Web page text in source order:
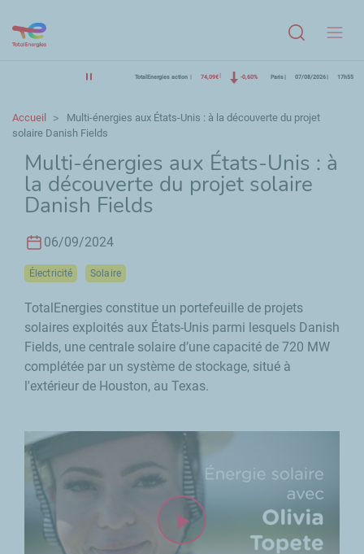
TotalEnergies action 74,09€ -0,60% Paris 07/08/2026 17h55
Accueil
Multi-énergies aux États-Unis : à la découverte du projet
solaire Danish Fields
Multi-énergies aux États-Unis : à
la découverte du projet solaire
Danish Fields
06/09/2024
Électricité Solaire
TotalEnergies constitue un portefeuille de projets
solaires exploités aux États-Unis parmi lesquels Danish
Fields, une centrale solaire d’une capacité de 720 MW
complétée par un système de stockage, situé à
l'extérieur de Houston, au Texas.